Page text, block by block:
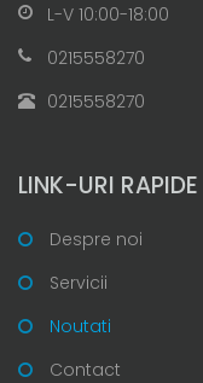
L-V 10:00-18:00
0215558270
0215558270
LINK-URI RAPIDE
Despre noi
Servicii
Noutati
Contact